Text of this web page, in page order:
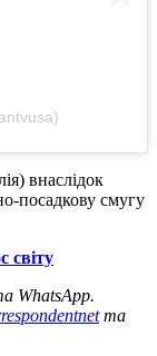
внаслідок
посадкову смугу
світу
WhatsApp.
та